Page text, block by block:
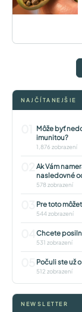
NAJČÍTANEJŠIE
Môže byť
imunitou?
1,876 zobrazení
Ak Vám
nasledovné
578 zobrazení
Pre toto
544 zobrazení
Chcete
531 zobrazení
Počuli ste už
512 zobrazení
NEWSLETTER